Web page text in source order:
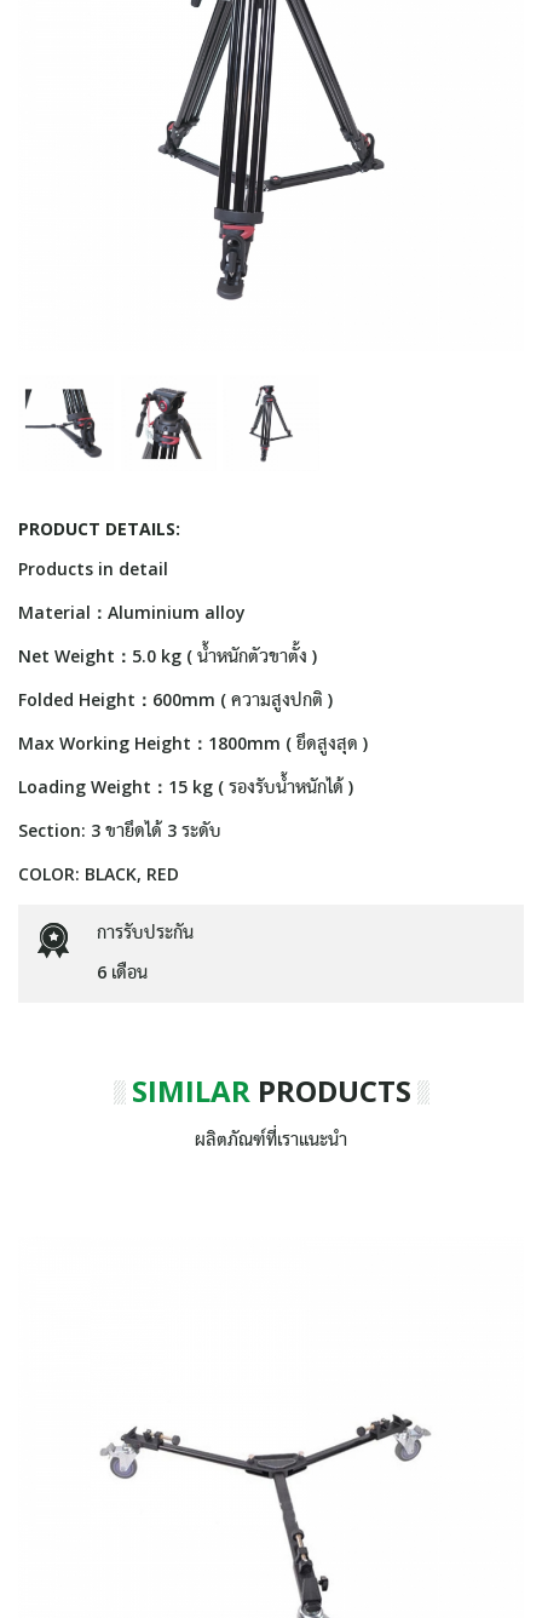
PRODUCT DETAILS:
Products in detail
Material：Aluminium alloy
Net Weight：5.0 kg ( น้ำหนักตัวขาตั้ง )
Folded Height：600mm ( ความสูงปกติ )
Max Working Height：1800mm ( ยึดสูงสุด )
Loading Weight：15 kg ( รองรับน้ำหนักได้ )
Section: 3 ขายึดได้ 3 ระดับ
COLOR: BLACK, RED
การรับประกัน
6 เดือน
SIMILARPRODUCTS
ผลิตภัณฑ์ที่เราแนะนำ